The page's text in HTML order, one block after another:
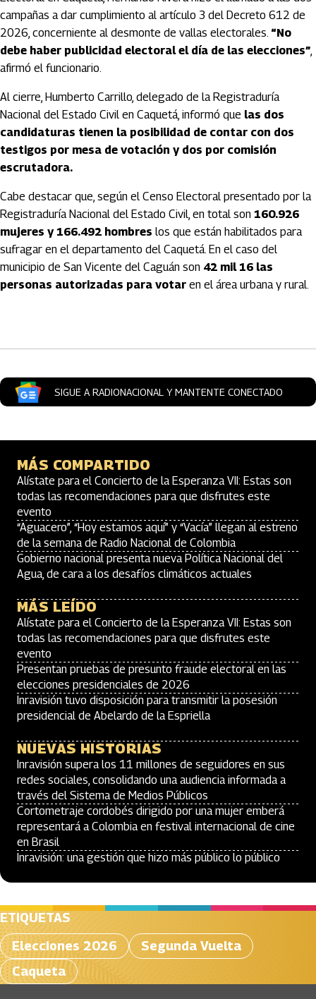
campañas a dar cumplimiento al artículo 3 del Decreto 612 de
2026, concerniente al desmonte de vallas electorales. “No
debe haber publicidad electoral el día de las elecciones”,
afirmó el funcionario.
Al cierre, Humberto Carrillo, delegado de la Registraduría
Nacional del Estado Civil en Caquetá, informó que las dos
candidaturas tienen la posibilidad de contar con dos
testigos por mesa de votación y dos por comisión
escrutadora.
Cabe destacar que, según el Censo Electoral presentado por la
Registraduría Nacional del Estado Civil, en total son 160.926
mujeres y 166.492 hombres los que están habilitados para
sufragar en el departamento del Caquetá. En el caso del
municipio de San Vicente del Caguán son 42 mil 16 las
personas autorizadas para votar en el área urbana y rural.
SIGUE A RADIONACIONAL Y MANTENTE CONECTADO
MÁS COMPARTIDO
Alístate para el Concierto de la Esperanza VII: Estas son
todas las recomendaciones para que disfrutes este
evento
“Aguacero”, “Hoy estamos aquí” y “Vacía” llegan al estreno
de la semana de Radio Nacional de Colombia
Gobierno nacional presenta nueva Política Nacional del
Agua, de cara a los desafíos climáticos actuales
MÁS LEÍDO
Alístate para el Concierto de la Esperanza VII: Estas son
todas las recomendaciones para que disfrutes este
evento
Presentan pruebas de presunto fraude electoral en las
elecciones presidenciales de 2026
Inravisión tuvo disposición para transmitir la posesión
presidencial de Abelardo de la Espriella
NUEVAS HISTORIAS
Inravisión supera los 11 millones de seguidores en sus
redes sociales, consolidando una audiencia informada a
través del Sistema de Medios Públicos
Cortometraje cordobés dirigido por una mujer emberá
representará a Colombia en festival internacional de cine
en Brasil
Inravisión: una gestión que hizo más público lo público
ETIQUETAS
Elecciones 2026
Segunda Vuelta
Caqueta